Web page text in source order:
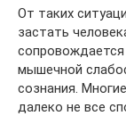
От таких
застать
мышечной
сознания.
далеко не все